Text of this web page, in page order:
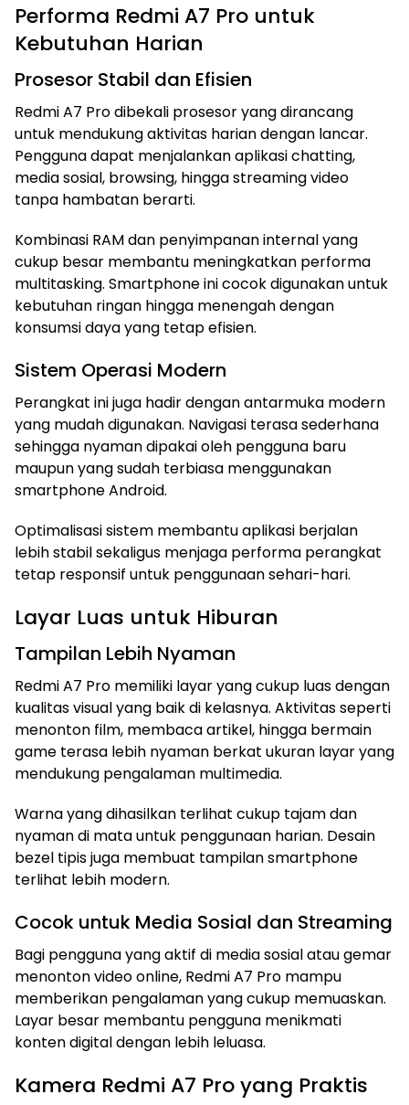
Performa Redmi A7 Pro untuk
Kebutuhan Harian
Prosesor Stabil dan Efisien
Redmi A7 Pro dibekali prosesor yang dirancang
untuk mendukung aktivitas harian dengan lancar.
Pengguna dapat menjalankan aplikasi chatting,
media sosial, browsing, hingga streaming video
tanpa hambatan berarti.
Kombinasi RAM dan penyimpanan internal yang
cukup besar membantu meningkatkan performa
multitasking. Smartphone ini cocok digunakan untuk
kebutuhan ringan hingga menengah dengan
konsumsi daya yang tetap efisien.
Sistem Operasi Modern
Perangkat ini juga hadir dengan antarmuka modern
yang mudah digunakan. Navigasi terasa sederhana
sehingga nyaman dipakai oleh pengguna baru
maupun yang sudah terbiasa menggunakan
smartphone Android.
Optimalisasi sistem membantu aplikasi berjalan
lebih stabil sekaligus menjaga performa perangkat
tetap responsif untuk penggunaan sehari-hari.
Layar Luas untuk Hiburan
Tampilan Lebih Nyaman
Redmi A7 Pro memiliki layar yang cukup luas dengan
kualitas visual yang baik di kelasnya. Aktivitas seperti
menonton film, membaca artikel, hingga bermain
game terasa lebih nyaman berkat ukuran layar yang
mendukung pengalaman multimedia.
Warna yang dihasilkan terlihat cukup tajam dan
nyaman di mata untuk penggunaan harian. Desain
bezel tipis juga membuat tampilan smartphone
terlihat lebih modern.
Cocok untuk Media Sosial dan Streaming
Bagi pengguna yang aktif di media sosial atau gemar
menonton video online, Redmi A7 Pro mampu
memberikan pengalaman yang cukup memuaskan.
Layar besar membantu pengguna menikmati
konten digital dengan lebih leluasa.
Kamera Redmi A7 Pro yang Praktis